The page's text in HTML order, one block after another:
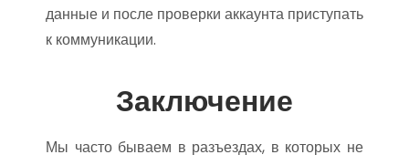
данные и после проверки аккаунта приступать
к коммуникации.
Заключение
Мы часто бываем в разъездах, в которых не